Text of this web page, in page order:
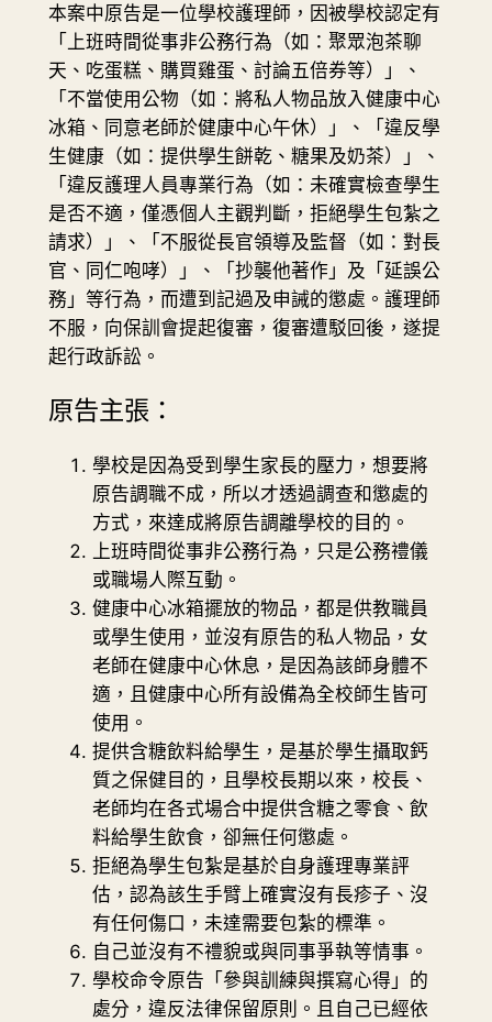
本案中原告是一位學校護理師，因被學校認定有
「上班時間從事非公務行為（如：聚眾泡茶聊
天、吃蛋糕、購買雞蛋、討論五倍券等）」、
「不當使用公物（如：將私人物品放入健康中心
冰箱、同意老師於健康中心午休）」、「違反學
生健康（如：提供學生餅乾、糖果及奶茶）」、
「違反護理人員專業行為（如：未確實檢查學生
是否不適，僅憑個人主觀判斷，拒絕學生包紮之
請求）」、「不服從長官領導及監督（如：對長
官、同仁咆哮）」、「抄襲他著作」及「延誤公
務」等行為，而遭到記過及申誡的懲處。護理師
不服，向保訓會提起復審，復審遭駁回後，遂提
起行政訴訟。
原告主張：
學校是因為受到學生家長的壓力，想要將
原告調職不成，所以才透過調查和懲處的
方式，來達成將原告調離學校的目的。
上班時間從事非公務行為，只是公務禮儀
或職場人際互動。
健康中心冰箱擺放的物品，都是供教職員
或學生使用，並沒有原告的私人物品，女
老師在健康中心休息，是因為該師身體不
適，且健康中心所有設備為全校師生皆可
使用。
提供含糖飲料給學生，是基於學生攝取鈣
質之保健目的，且學校長期以來，校長、
老師均在各式場合中提供含糖之零食、飲
料給學生飲食，卻無任何懲處。
拒絕為學生包紮是基於自身護理專業評
估，認為該生手臂上確實沒有長疹子、沒
有任何傷口，未達需要包紮的標準。
自己並沒有不禮貌或與同事爭執等情事。
學校命令原告「參與訓練與撰寫心得」的
處分，違反法律保留原則。且自己已經依